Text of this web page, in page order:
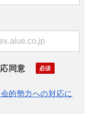
同意
的勢力への対応に